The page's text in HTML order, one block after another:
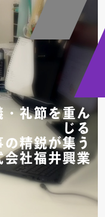
礼節を重ん
じる
精鋭が集う
会社福井興業